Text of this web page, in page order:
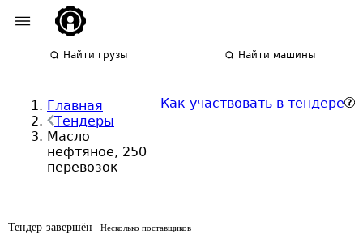
Найти грузы Найти машины
Главная
Тендеры
Масло
нефтяное, 250
перевозок
Как участвовать в тендере
Тендер завершён Несколько поставщиков